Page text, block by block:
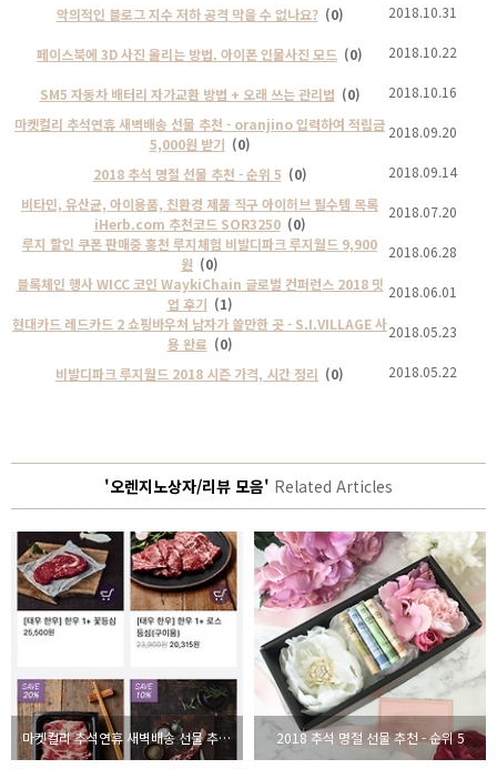
악의적인 블로그 지수 저하 공격 막을 수 없나요? (0) 2018.10.31
페이스북에 3D 사진 올리는 방법. 아이폰 인물사진 모드 (0) 2018.10.22
SM5 자동차 배터리 자가교환 방법 + 오래 쓰는 관리법 (0)
2018.10.16
마켓컬리 추석연휴 새벽배송 선물 추천 - oranjino 입력하여 적립금
5,000원 받기 (0)
2018.09.20
2018 추석 명절 선물 추천 - 순위 5 (0)
2018.09.14
비타민, 유산균, 아이용품, 친환경 제품 직구 아이허브 필수템 목록
iHerb.com 추천코드 SOR3250 (0)
2018.07.20
루지 할인 쿠폰 판매중 홍천 루지체험 비발디파크 루지월드 9,900
원 (0)
2018.06.28
블록체인 행사 WICC 코인 WaykiChain 글로벌 컨퍼런스 2018 밋
업 후기 (1)
2018.06.01
현대카드 레드카드 2 쇼핑바우처 남자가 쓸만한 곳 - S.I.VILLAGE 사
용 완료 (0)
2018.05.23
비발디파크 루지월드 2018 시즌 가격, 시간 정리 (0) 2018.05.22
'오렌지노상자/리뷰 모음' Related Articles
마켓컬리 추석연휴 새벽배송 선물 추천 - oranjino 입력하여 적립금 5,000원 받기 2018 추석 명절 선물 추천 - 순위 5